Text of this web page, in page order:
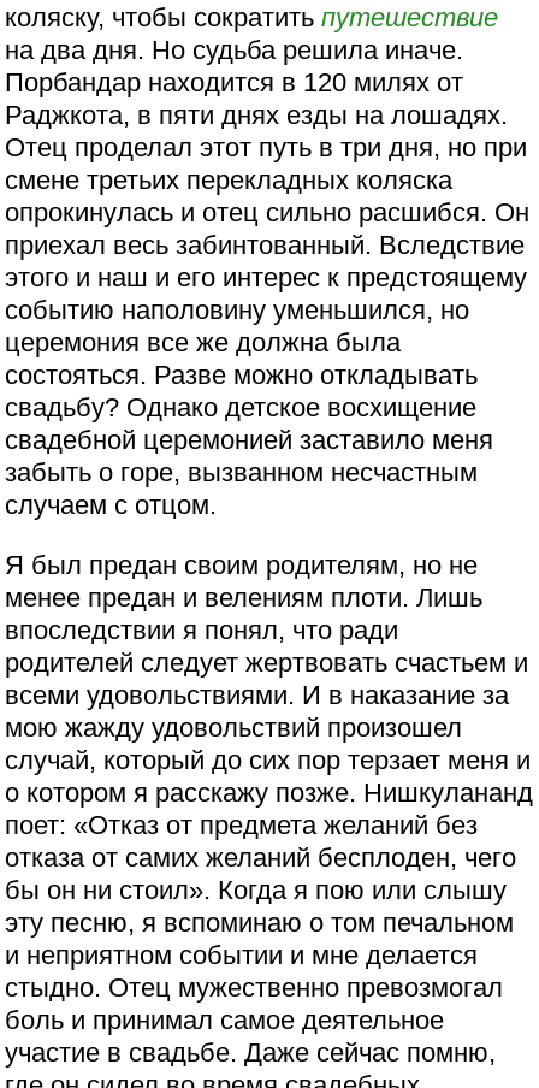
коляску, чтобы сократитьпутешествие
на два дня. Но судьба решила иначе.
Порбандар находится в 120 милях от
Раджкота, в пяти днях езды на лошадях.
Отец проделал этот путь в три дня, но при
смене третьих перекладных коляска
опрокинулась и отец сильно расшибся. Он
приехал весь забинтованный. Вследствие
этого и наш и его интерес к предстоящему
событию наполовину уменьшился, но
церемония все же должна была
состояться. Разве можно откладывать
свадьбу? Однако детское восхищение
свадебной церемонией заставило меня
забыть о горе, вызванном несчастным
случаем с отцом.
Я был предан своим родителям, но не
менее предан и велениям плоти. Лишь
впоследствии я понял, что ради
родителей следует жертвовать счастьем и
всеми удовольствиями. И в наказание за
мою жажду удовольствий произошел
случай, который до сих пор терзает меня и
о котором я расскажу позже. Нишкулананд
поет: «Отказ от предмета желаний без
отказа от самих желаний бесплоден, чего
бы он ни стоил». Когда я пою или слышу
эту песню, я вспоминаю о том печальном
и неприятном событии и мне делается
стыдно. Отец мужественно превозмогал
боль и принимал самое деятельное
участие в свадьбе. Даже сейчас помню,